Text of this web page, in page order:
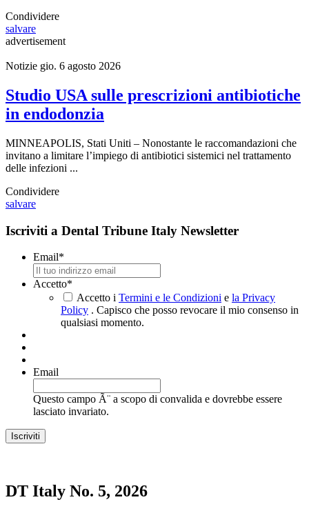
Condividere
salvare
advertisement
Notizie gio. 6 agosto 2026
Studio USA sulle prescrizioni antibiotiche
in endodonzia
MINNEAPOLIS, Stati Uniti – Nonostante le raccomandazioni che
invitano a limitare l’impiego di antibiotici sistemici nel trattamento
delle infezioni ...
Condividere
salvare
Iscriviti a Dental Tribune Italy Newsletter
Email*
Accetto*
Accetto i Termini e le Condizioni e la Privacy
Policy . Capisco che posso revocare il mio consenso in
qualsiasi momento.
Email
Questo campo Ã¨ a scopo di convalida e dovrebbe essere
lasciato invariato.
DT Italy No. 5, 2026